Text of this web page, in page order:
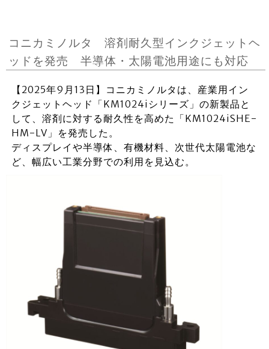
コニカミノルタ 溶剤耐久型インクジェットヘ
ッドを発売 半導体・太陽電池用途にも対応
【2025年9月13日】コニカミノルタは、産業用イン
クジェットヘッド「KM1024iシリーズ」の新製品と
して、溶剤に対する耐久性を高めた「KM1024iSHE-
HM-LV」を発売した。
ディスプレイや半導体、有機材料、次世代太陽電池な
ど、幅広い工業分野での利用を見込む。